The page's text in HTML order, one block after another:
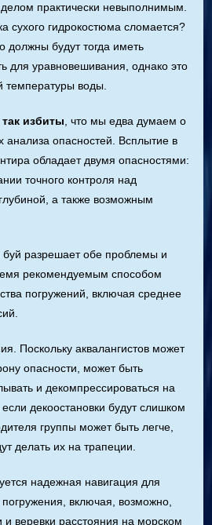
практически невыполнимым.
сухого гидрокостюма сломается?
должны будут тогда иметь
для уравновешивания, однако это
температуры воды.
избиты , что мы едва думаем о
анализа опасностей. Всплытие в
обладает двумя опасностями:
точного контроля над
а также возможным
буй разрешает обе проблемы и
рекомендуемым способом
погружений, включая среднее
Поскольку аквалангистов может
опасности, может быть
и декомпрессироваться на
декоостановки будут слишком
группы может быть легче,
делать их на трапеции.
надежная навигация для
включая, возможно,
и веревки расстояния на морском